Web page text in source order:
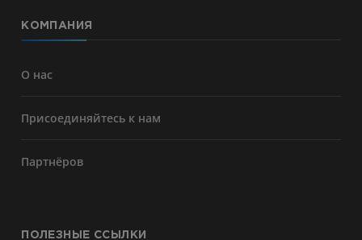
КОМПАНИЯ
О нас
Присоединяйтесь к нам
Партнёров
ПОЛЕЗНЫЕ ССЫЛКИ